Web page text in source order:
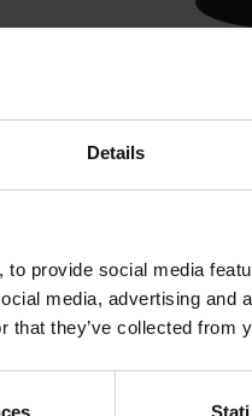
Details
provide social media
media, advertising and
that they’ve collected from
H250 CPX